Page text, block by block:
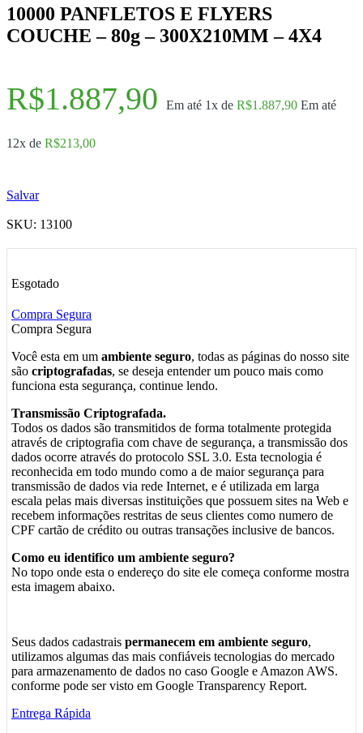
10000 PANFLETOS E FLYERS
COUCHE – 80g – 300X210MM – 4X4
R$1.887,90 Em até 1x de R$1.887,90 Em até
12x de R$213,00
Salvar
SKU: 13100
Esgotado
Compra Segura
Compra Segura
Você esta em um ambiente seguro, todas as páginas do nosso site
são criptografadas, se deseja entender um pouco mais como
funciona esta segurança, continue lendo.
Transmissão Criptografada.
Todos os dados são transmitidos de forma totalmente protegida
através de criptografia com chave de segurança, a transmissão dos
dados ocorre através do protocolo SSL 3.0. Esta tecnologia é
reconhecida em todo mundo como a de maior segurança para
transmissão de dados via rede Internet, e é utilizada em larga
escala pelas mais diversas instituições que possuem sites na Web e
recebem informações restritas de seus clientes como numero de
CPF cartão de crédito ou outras transações inclusive de bancos.
Como eu identifico um ambiente seguro?
No topo onde esta o endereço do site ele começa conforme mostra
esta imagem abaixo.
Seus dados cadastrais permanecem em ambiente seguro,
utilizamos algumas das mais confiáveis tecnologias do mercado
para armazenamento de dados no caso Google e Amazon AWS.
conforme pode ser visto em Google Transparency Report.
Entrega Rápida